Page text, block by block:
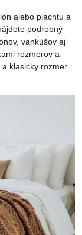
alebo plachtu a
podrobný
vankúšov aj
rozmerov a
klasicky rozmer